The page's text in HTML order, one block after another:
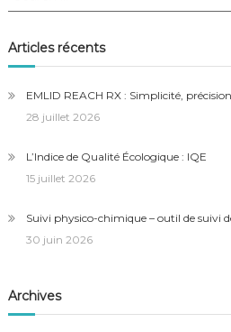
Articles récents
EMLID REACH RX : Simplicité,
28 juillet 2026
L’Indice de Qualité Écologique : IQE
15 juillet 2026
Suivi physico-chimique – outil de suivi
30 juin 2026
Archives